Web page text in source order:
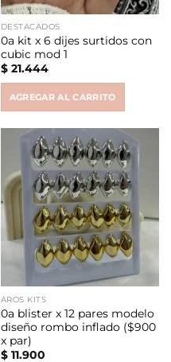
DESTACADOS
0a kit x 6 dijes surtidos con
cubic mod 1
$21.444
AGREGAR AL CARRITO
AROS KITS
0a blister x 12 pares modelo
diseño rombo inflado ($900
x par)
$11.900